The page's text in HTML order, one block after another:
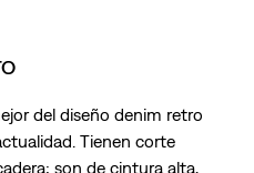
del diseño denim retro
Tienen corte
son de cintura alta,